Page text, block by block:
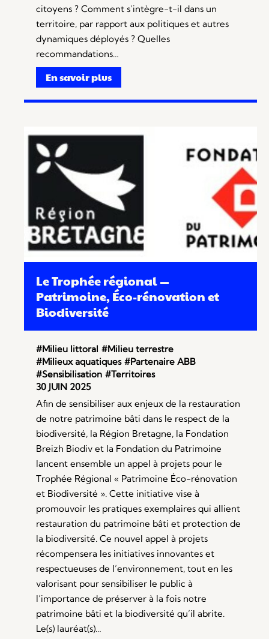
citoyens ? Comment s’intègre-t-il dans un
territoire, par rapport aux politiques et autres
dynamiques déployés ? Quelles
recommandations…
En savoir plus
Le Trophée régional —
Patrimoine, Éco-rénovation et
Biodiversité
#Milieu littoral #Milieu terrestre
#Milieux aquatiques #Partenaire ABB
#Sensibilisation #Territoires
30 JUIN 2025
Afin de sensibiliser aux enjeux de la restauration
de notre patrimoine bâti dans le respect de la
biodiversité, la Région Bretagne, la Fondation
Breizh Biodiv et la Fondation du Patrimoine
lancent ensemble un appel à projets pour le
Trophée Régional « Patrimoine Éco-rénovation
et Biodiversité ». Cette initiative vise à
promouvoir les pratiques exemplaires qui allient
restauration du patrimoine bâti et protection de
la biodiversité. Ce nouvel appel à projets
récompensera les initiatives innovantes et
respectueuses de l’environnement, tout en les
valorisant pour sensibiliser le public à
l’importance de préserver à la fois notre
patrimoine bâti et la biodiversité qu’il abrite.
Le(s) lauréat(s)…